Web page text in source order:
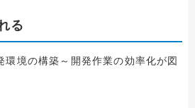
る
環境の構築～開発作業の効率化が図